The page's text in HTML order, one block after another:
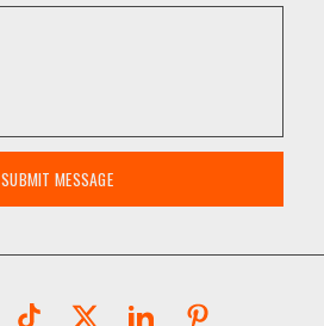
SUBMIT MESSAGE